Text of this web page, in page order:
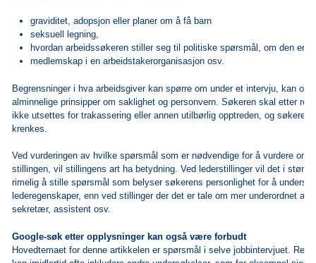
graviditet, adopsjon eller planer om å få barn
seksuell legning,
hvordan arbeidssøkeren stiller seg til politiske spørsmål, om den er
medlemskap i en arbeidstakerorganisasjon osv.
Begrensninger i hva arbeidsgiver kan spørre om under et intervju, kan
alminnelige prinsipper om saklighet og personvern. Søkeren skal etter
ikke utsettes for trakassering eller annen utilbørlig opptreden, og
krenkes.
Ved vurderingen av hvilke spørsmål som er nødvendige for å vurdere om
stillingen, vil stillingens art ha betydning. Ved lederstillinger vil det i
rimelig å stille spørsmål som belyser søkerens personlighet for å
lederegenskaper, enn ved stillinger der det er tale om mer underordnet
sekretær, assistent osv.
Google-søk etter opplysninger kan også være forbudt
Hovedtemaet for denne artikkelen er spørsmål i selve jobbintervjuet.